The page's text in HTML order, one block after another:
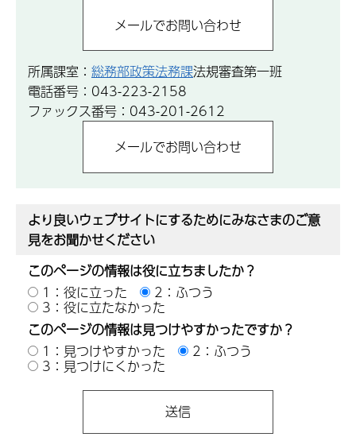
所属課室： 総務部政策法務課法規審査第一班
電話番号：043-223-2158
ファックス番号：043-201-2612
より良いウェブサイトにするためにみなさまのご意
見をお聞かせください
このページの情報は役に立ちましたか？
1：役に立った
2：ふつう
3：役に立たなかった
このページの情報は見つけやすかったですか？
1：見つけやすかった
2：ふつう
3：見つけにくかった